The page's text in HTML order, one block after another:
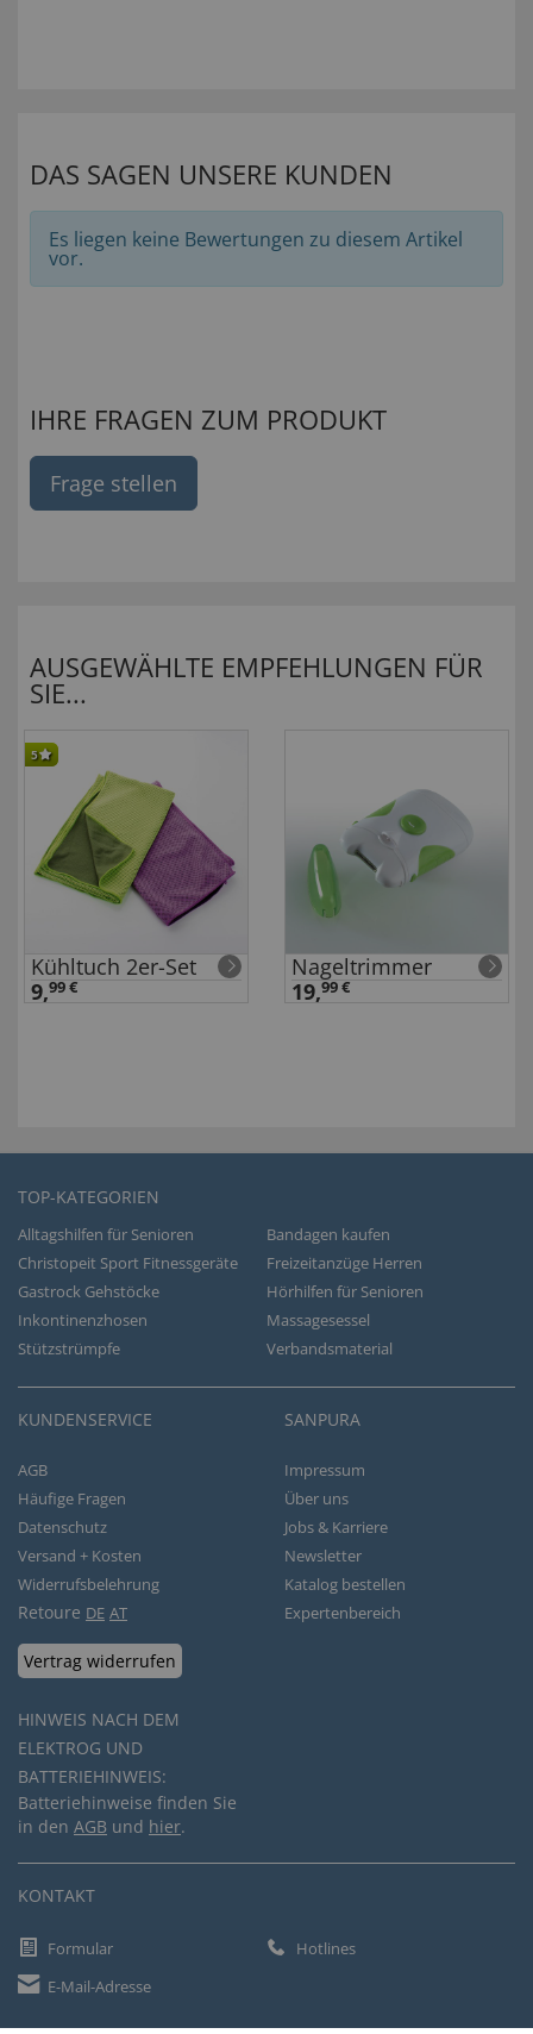
DAS SAGEN UNSERE KUNDEN
Es liegen keine Bewertungen zu diesem Artikel
vor.
IHRE FRAGEN ZUM PRODUKT
Frage stellen
AUSGEWÄHLTE EMPFEHLUNGEN FÜR
SIE...
5
Kühltuch 2er-Set
9,99 €
Nageltrimmer
19,99 €
TOP-KATEGORIEN
Alltagshilfen für Senioren
Bandagen kaufen
Christopeit Sport Fitnessgeräte
Freizeitanzüge Herren
Gastrock Gehstöcke
Hörhilfen für Senioren
Inkontinenzhosen
Massagesessel
Stützstrümpfe
Verbandsmaterial
KUNDENSERVICE
AGB
Häufige Fragen
Datenschutz
Versand + Kosten
Widerrufsbelehrung
Retoure DE AT
Vertrag widerrufen
HINWEIS NACH DEM
ELEKTROG UND
BATTERIEHINWEIS:
Batteriehinweise finden Sie
in den AGB und hier.
SANPURA
Impressum
Über uns
Jobs & Karriere
Newsletter
Katalog bestellen
Expertenbereich
KONTAKT
Formular
Hotlines
E-Mail-Adresse